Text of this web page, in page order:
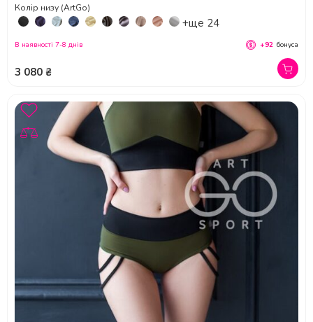
Колір низу (ArtGo)
+ще 24
3 080 ₴
В наявності 7-8 днів +92 бонуса